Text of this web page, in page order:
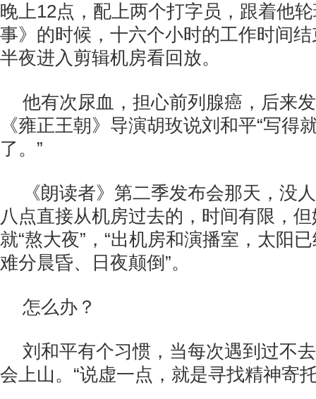
晚上12点，配上两个打字员，跟着他
事》的时候，十六个小时的工作时间
半夜进入剪辑机房看回放。
他有次尿血，担心前列腺癌，后来
《雍正王朝》导演胡玫说刘和平“写得
了。”
《朗读者》第二季发布会那天，没
八点直接从机房过去的，时间有限，
就“熬大夜”，“出机房和演播室，太阳
难分晨昏、日夜颠倒”。
怎么办？
刘和平有个习惯，当每次遇到过不
会上山。“说虚一点，就是寻找精神寄